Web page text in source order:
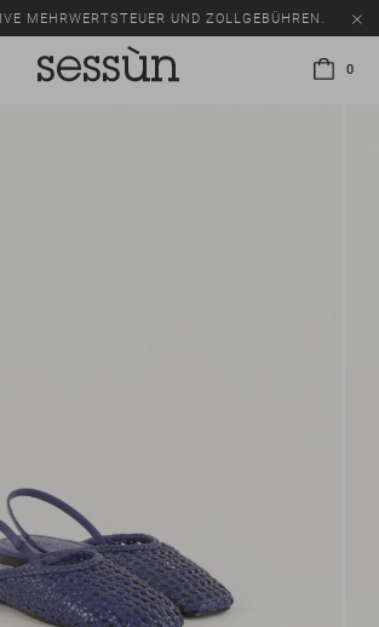
MEHRWERTSTEUER UND ZOLLGEBÜHREN.
EINE AUSWAHL AN ARTIKELN.
0